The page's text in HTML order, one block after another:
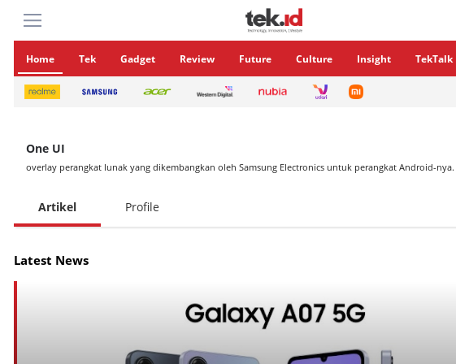
Home Tek Gadget Review Future Culture Insight TekTalk
One UI
overlay perangkat lunak yang dikembangkan oleh Samsung Electronics untuk perangkat Android-nya.
Artikel Profile
Latest News